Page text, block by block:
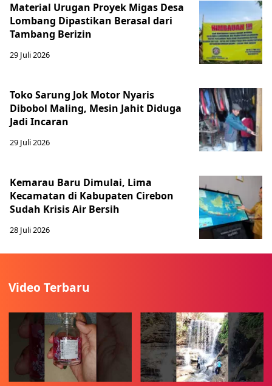
Material Urugan Proyek Migas Desa
Lombang Dipastikan Berasal dari
Tambang Berizin
29 Juli 2026
Toko Sarung Jok Motor Nyaris
Dibobol Maling, Mesin Jahit Diduga
Jadi Incaran
29 Juli 2026
Kemarau Baru Dimulai, Lima
Kecamatan di Kabupaten Cirebon
Sudah Krisis Air Bersih
28 Juli 2026
Video Terbaru